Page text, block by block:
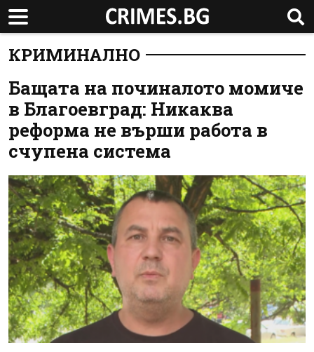
КРИМИНАЛНО
Бащата на починалото момиче
в Благоевград: Никаква
реформа не върши работа в
счупена система